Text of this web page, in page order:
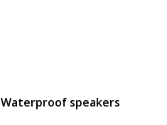
Waterproof speakers